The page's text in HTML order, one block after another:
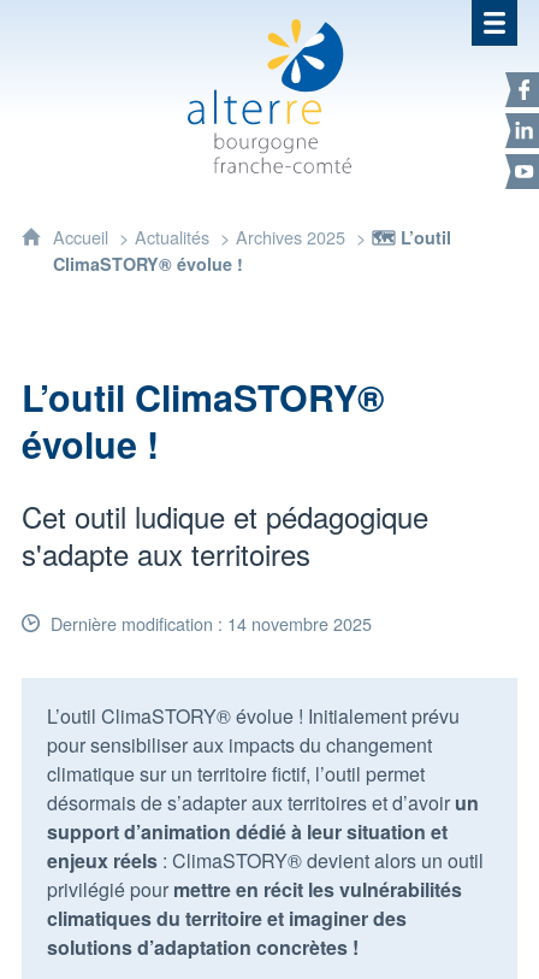
Alterre Bourgogne Franche-
Accueil Actualités Archives 2025
🗺️ L’outil
ClimaSTORY® évolue !
L’outil ClimaSTORY®
évolue !
Cet outil ludique et pédagogique
s'adapte aux territoires
Dernière modification : 14 novembre 2025
L’outil ClimaSTORY®évolue ! Initialement prévu
pour sensibiliser aux impacts du changement
climatique sur un territoire fictif, l’outil permet
désormais de s’adapter aux territoires et d’avoir un
support d’animation dédié à leur situation et
enjeux réels: ClimaSTORY®devient alors un outil
privilégié pour mettre en récit les vulnérabilités
climatiques du territoire et imaginer des
solutions d’adaptation concrètes !